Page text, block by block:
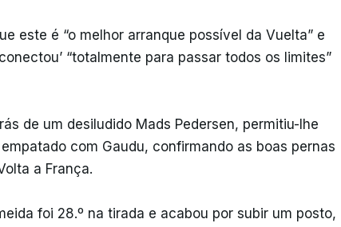
este é “o melhor arranque possível da Vuelta” e
“totalmente para passar todos os limites”
de um desiludido Mads Pedersen, permitiu-lhe
com Gaudu, confirmando as boas pernas
a França.
foi 28.º na tirada e acabou por subir um posto,